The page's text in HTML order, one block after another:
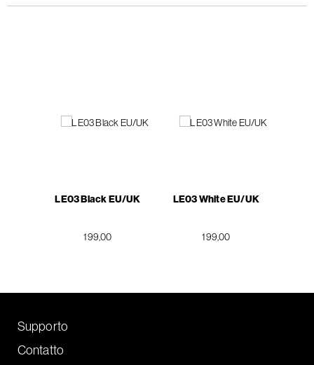
LE03 Black EU/UK
199,00
LE03 White EU/UK
199,00
Supporto
Contatto